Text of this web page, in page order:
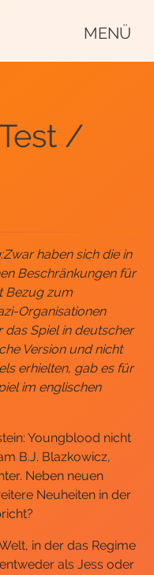
MENÜ
/
haben sich die in
Beschränkungen für
Bezug zum
Organisationen
Spiel in deutscher
Version und nicht
erhielten, gab es für
im englischen
Youngblood nicht
B.J. Blazkowicz,
Neben neuen
Neuheiten in der
in der das Regime
als Jess oder